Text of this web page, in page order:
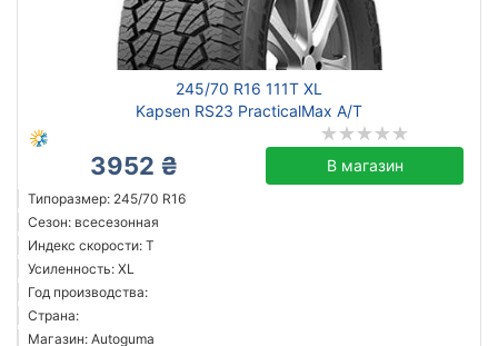
245/70 R16 111T XL
Kapsen RS23 PracticalMax A/T
3952 ₴ В магазин
Типоразмер: 245/70 R16
Сезон: всесезонная
Индекс скорости: T
Усиленность: XL
Год производства:
Страна:
Магазин: Autoguma